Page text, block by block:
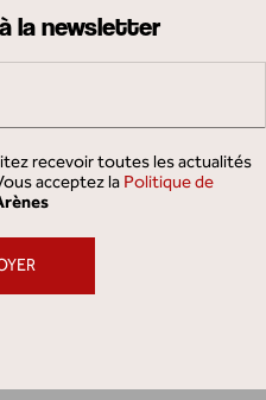
la newsletter
recevoir toutes les actualités
acceptez laPolitique de